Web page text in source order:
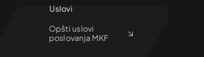
Uslovi
Opšti uslovi
poslovanja MKF